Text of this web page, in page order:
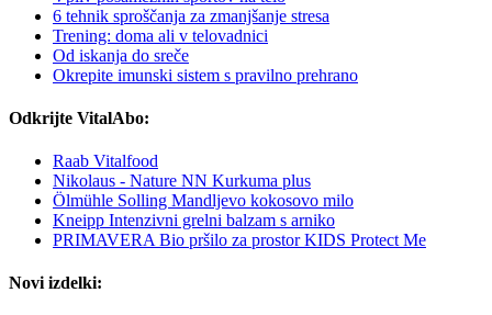
6 tehnik sproščanja za zmanjšanje stresa
Trening: doma ali v telovadnici
Od iskanja do sreče
Okrepite imunski sistem s pravilno prehrano
Odkrijte VitalAbo:
Raab Vitalfood
Nikolaus - Nature NN Kurkuma plus
Ölmühle Solling Mandljevo kokosovo milo
Kneipp Intenzivni grelni balzam s arniko
PRIMAVERA Bio pršilo za prostor KIDS Protect Me
Novi izdelki: